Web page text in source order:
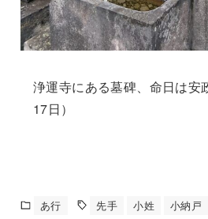
浄運寺にある墓碑、命日は
17日）
あ行 先手 小姓 小納戸